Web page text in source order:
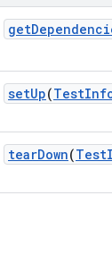
get
setUp(Test
tearDown(Test